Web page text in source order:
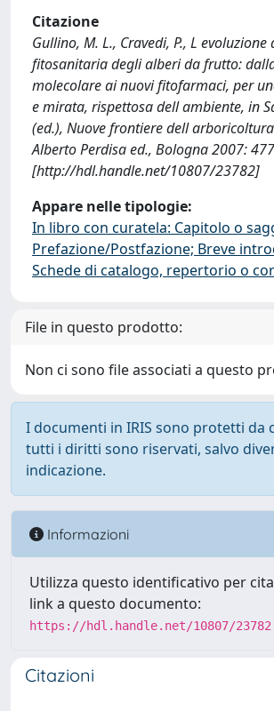
Citazione
Gullino, M. L., Cravedi, P., L
fitosanitaria degli alberi da frutto:
molecolare ai nuovi fitofarmaci, per
e mirata, rispettosa dell ambiente, in
(ed.), Nuove frontiere dell
Alberto Perdisa ed., Bologna 2007:
[http://hdl.handle.net/10807/23782]
Appare nelle tipologie:
In libro con curatela: Capitolo o
Prefazione/Postfazione; Breve
Schede di catalogo, repertorio o
File in questo prodotto:
Non ci sono file associati a questo
I documenti in IRIS sono protetti da
tutti i diritti sono riservati, salvo
indicazione.
Informazioni
Utilizza questo identificativo per
link a questo documento:
https://hdl.handle.net/10807/23782
Citazioni